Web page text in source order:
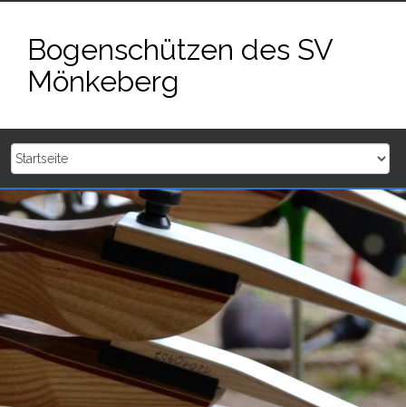
springenBogenschützen des SV
Mönkeberg